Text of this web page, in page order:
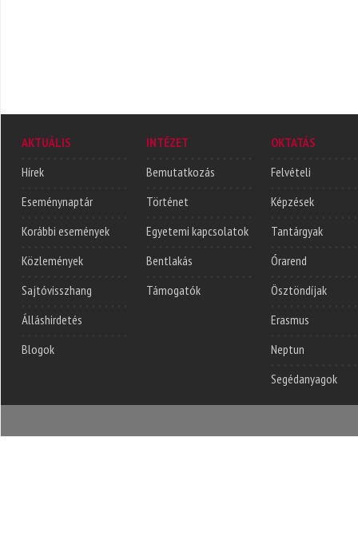
AKTUÁLIS
Hírek
Eseménynaptár
Korábbi események
Közlemények
Sajtóvisszhang
Álláshirdetés
Blogok
INTÉZET
Bemutatkozás
Történet
Egyetemi kapcsolatok
Bentlakás
Támogatók
OKTATÁS
Felvételi
Képzések
Tantárgyak
Órarend
Ösztöndíjak
Erasmus
Neptun
Segédanyagok